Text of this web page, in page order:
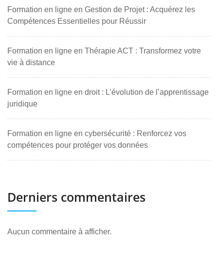
Formation en ligne en Gestion de Projet : Acquérez les
Compétences Essentielles pour Réussir
Formation en ligne en Thérapie ACT : Transformez votre
vie à distance
Formation en ligne en droit : L’évolution de l’apprentissage
juridique
Formation en ligne en cybersécurité : Renforcez vos
compétences pour protéger vos données
Derniers commentaires
Aucun commentaire à afficher.